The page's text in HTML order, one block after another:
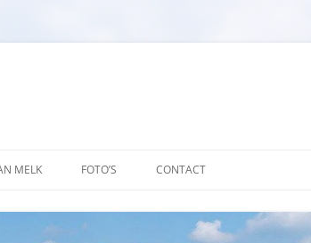
MELK FOTO’S CONTACT